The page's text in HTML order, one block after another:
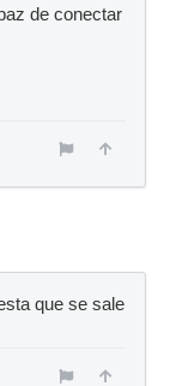
de conectar
que se sale